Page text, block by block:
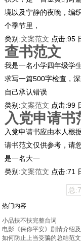
境以及宁静的夜晚，编
个季节里，
类别:文案范文 点击:95
查书范文
我是一名小学四年级学
求写一篇500字检查，
自己承认错误
类别:文案范文 点击:99
入党申请书
入党申请书应由本人根
请书范文仅供参考，请
是一名大一
类别:文案范文 点击:71
总
热门内容
小品扶不扶完整台词
电影《保你平安》剧情介绍
如何防止上当受骗的总结范文